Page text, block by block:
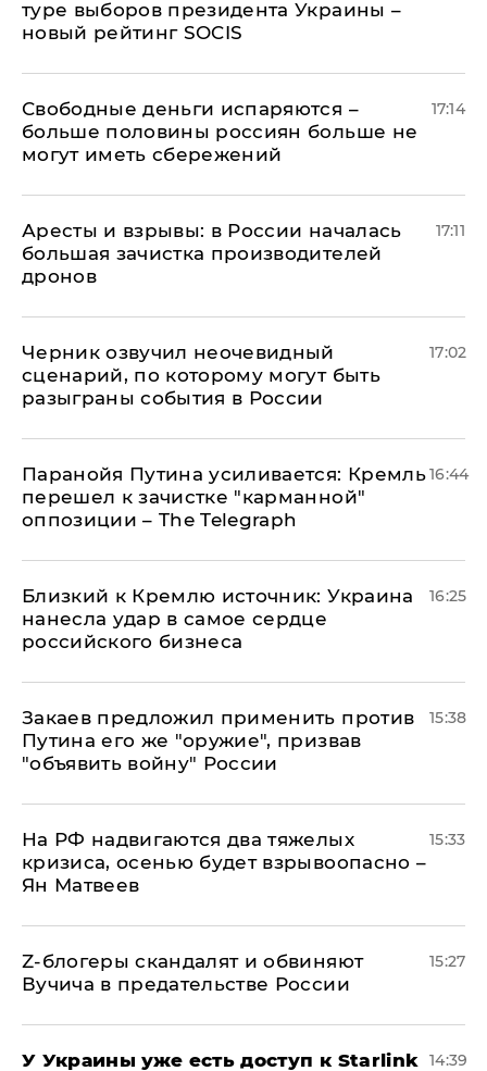
туре выборов президента Украины –
новый рейтинг SOCIS
Свободные деньги испаряются –
больше половины россиян больше не
могут иметь сбережений
17:14
Аресты и взрывы: в России началась
большая зачистка производителей
дронов
17:11
Черник озвучил неочевидный
сценарий, по которому могут быть
разыграны события в России
17:02
Паранойя Путина усиливается: Кремль
перешел к зачистке "карманной"
оппозиции – The Telegraph
16:44
Близкий к Кремлю источник: Украина
нанесла удар в самое сердце
российского бизнеса
16:25
Закаев предложил применить против
Путина его же "оружие", призвав
"объявить войну" России
15:38
На РФ надвигаются два тяжелых
кризиса, осенью будет взрывоопасно –
Ян Матвеев
15:33
Z-блогеры скандалят и обвиняют
Вучича в предательстве России
15:27
У Украины уже есть доступ к Starlink
14:39